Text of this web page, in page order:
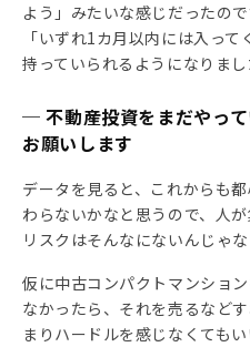
よう」みたいな感じだったの
「いずれ1カ月以内には入っ
持っていられるようになりまし
─ 不動産投資をまだやっ
お願いします
データを見ると、これからも
わらないかなと思うので、人
リスクはそんなにないんじゃ
仮に中古コンパクトマンショ
なかったら、それを売るなど
まりハードルを感じなくても